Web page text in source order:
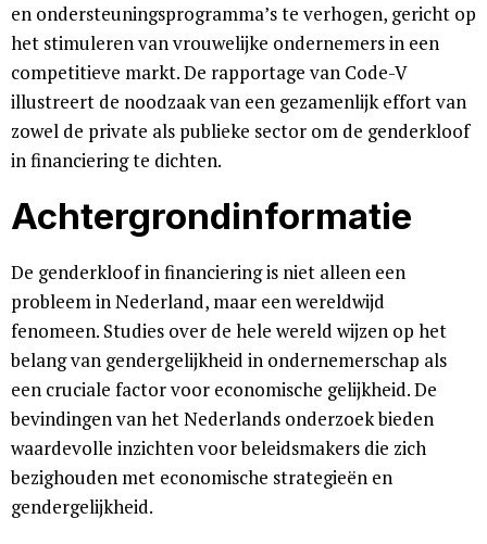
en ondersteuningsprogramma’s te verhogen, gericht op
het stimuleren van vrouwelijke ondernemers in een
competitieve markt. De rapportage van Code-V
illustreert de noodzaak van een gezamenlijk effort van
zowel de private als publieke sector om de genderkloof
in financiering te dichten.
Achtergrondinformatie
De genderkloof in financiering is niet alleen een
probleem in Nederland, maar een wereldwijd
fenomeen. Studies over de hele wereld wijzen op het
belang van gendergelijkheid in ondernemerschap als
een cruciale factor voor economische gelijkheid. De
bevindingen van het Nederlands onderzoek bieden
waardevolle inzichten voor beleidsmakers die zich
bezighouden met economische strategieën en
gendergelijkheid.